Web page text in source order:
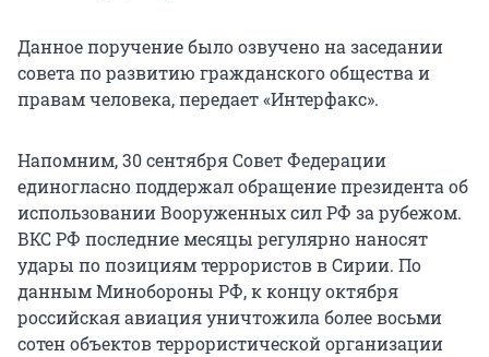
Данное поручение было озвучено на заседании
совета по развитию гражданского общества и
правам человека, передает «Интерфакс».
Напомним, 30 сентября Совет Федерации
единогласно поддержал обращение президента об
использовании Вооруженных сил РФ за рубежом.
ВКС РФ последние месяцы регулярно наносят
удары по позициям террористов в Сирии. По
данным Минобороны РФ, к концу октября
российская авиация уничтожила более восьми
сотен объектов террористической организации